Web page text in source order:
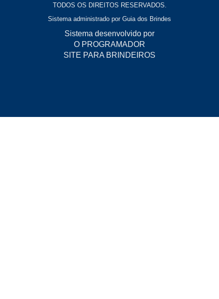
TODOS OS DIREITOS RESERVADOS.
Sistema administrado por Guia dos Brindes
Sistema desenvolvido por
O PROGRAMADOR
SITE PARA BRINDEIROS